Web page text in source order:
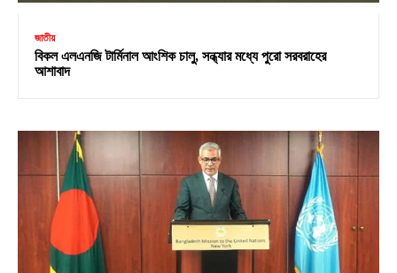
জাতীয়
বিকল এলএনজি টার্মিনাল আংশিক চালু, সন্ধ্যার মধ্যে পুরো সরবরাহের
আশাবাদ